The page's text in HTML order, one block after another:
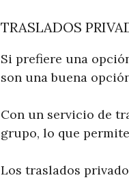
TRASLADOS
Si prefiere una
son una buena
Con un servicio de
grupo, lo que
Los traslados